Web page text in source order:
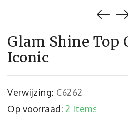
Glam Shine Top
Iconic
Verwijzing: C6262
Op voorraad: 2 Items